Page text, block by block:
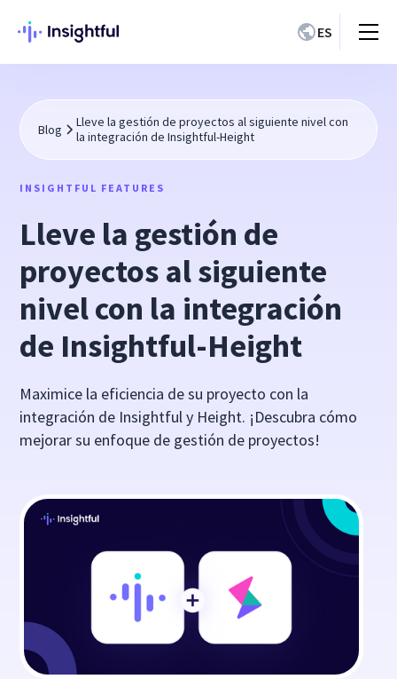
ES
Blog
Lleve la gestión de proyectos al siguiente nivel con
la integración de Insightful-Height
INSIGHTFUL FEATURES
Lleve la gestión de
proyectos al siguiente
nivel con la integración
de Insightful-Height
Maximice la eficiencia de su proyecto con la
integración de Insightful y Height. ¡Descubra cómo
mejorar su enfoque de gestión de proyectos!